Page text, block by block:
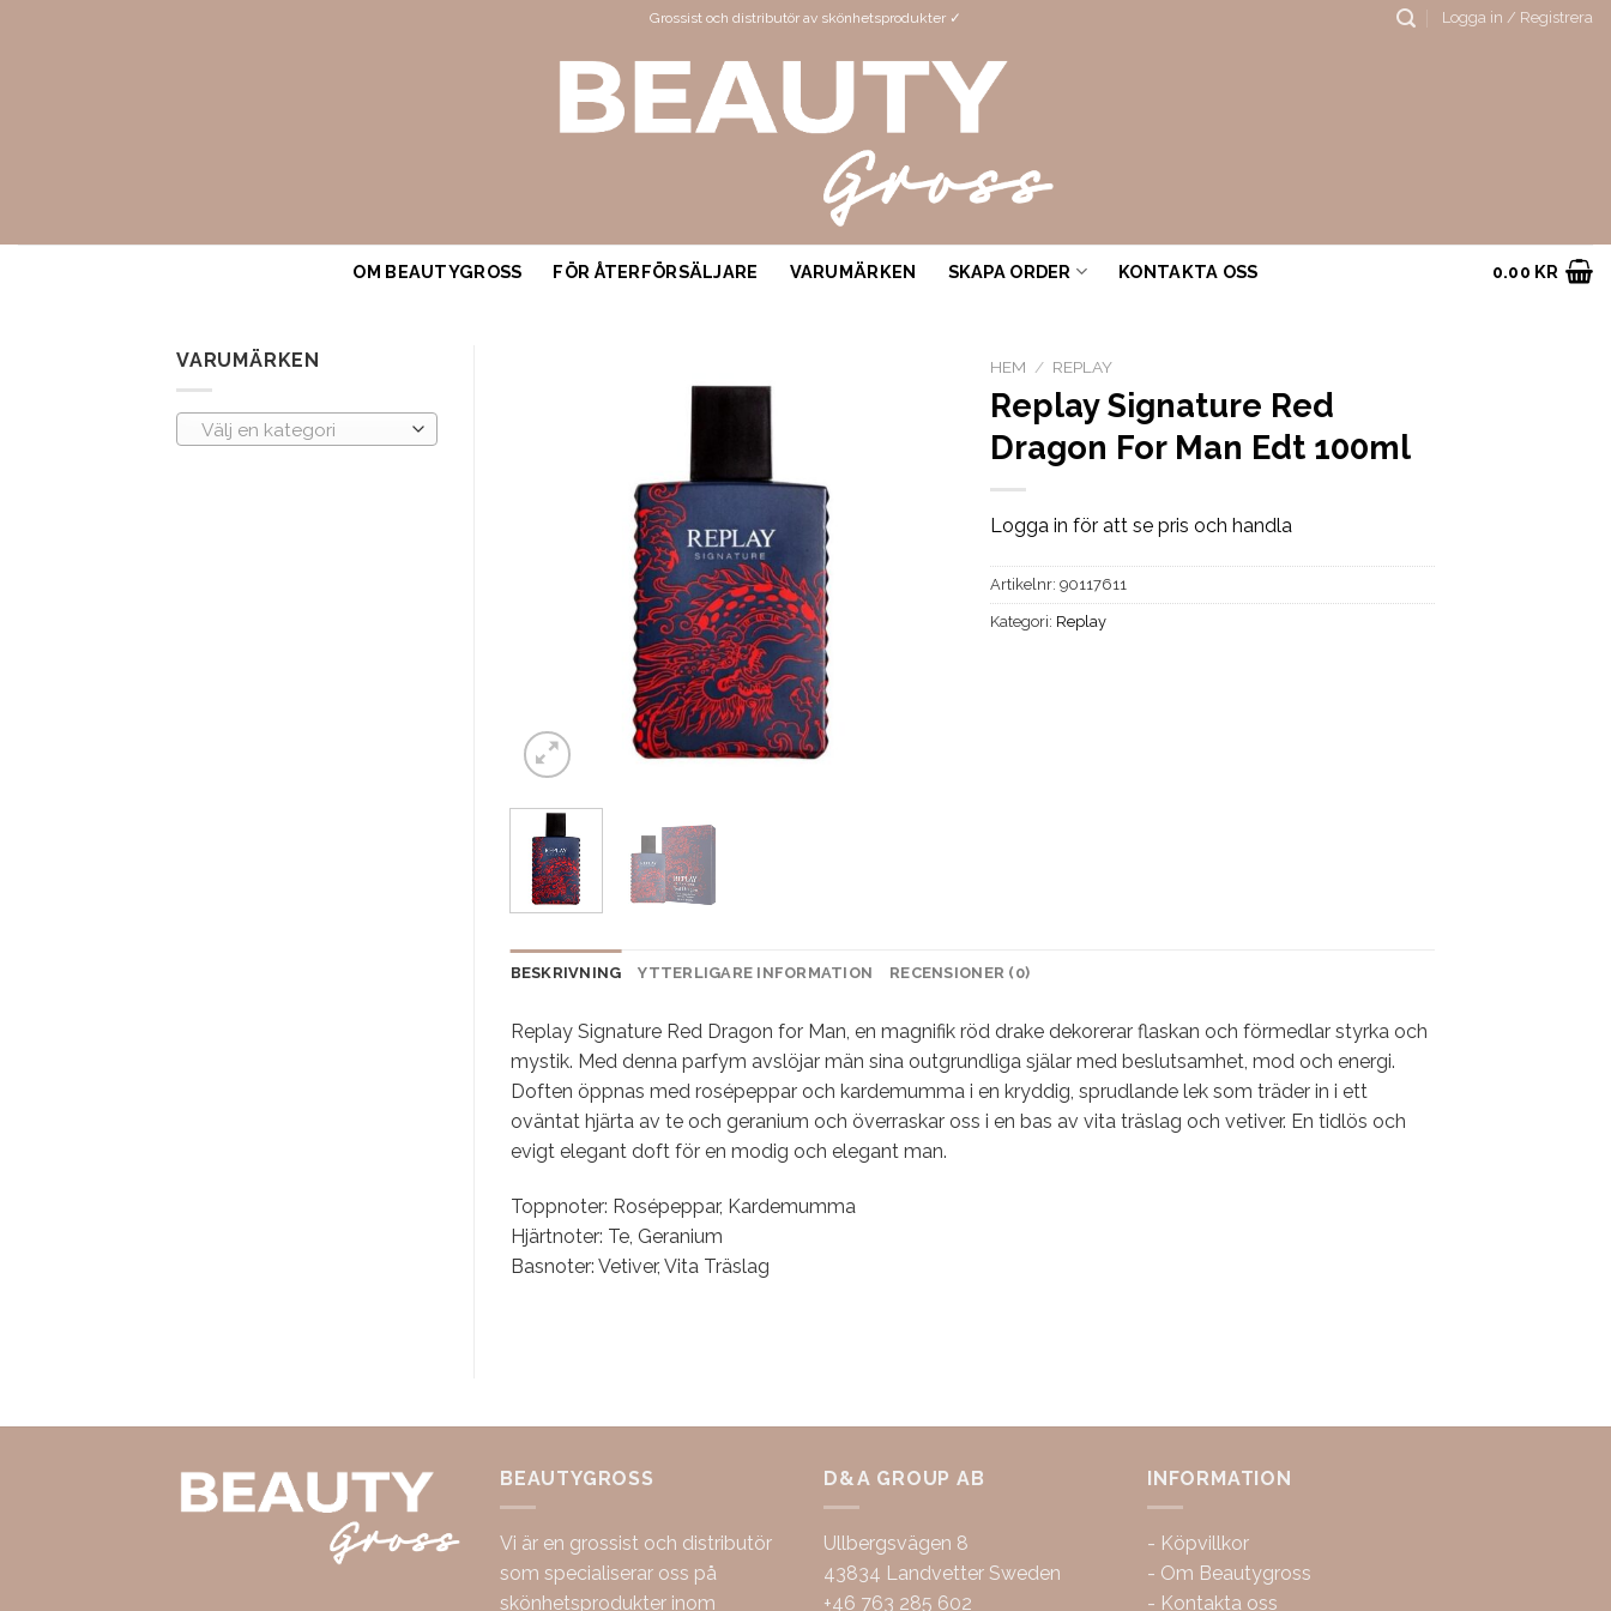
Grossist och distributör av skönhetsprodukter ✓ Logga in / Registrera
OM BEAUTYGROSS FÖR ÅTERFÖRSÄLJARE VARUMÄRKEN SKAPA ORDER KONTAKTA OSS 0.00 KR
VARUMÄRKEN
Välj en kategori
HEM / REPLAY
Replay Signature Red
Dragon For Man Edt 100ml
Logga in för att se pris och handla
Artikelnr:90117611
Kategori: Replay
BESKRIVNING YTTERLIGARE INFORMATION RECENSIONER (0)
Replay Signature Red Dragon for Man, en magnifik röd drake dekorerar flaskan och förmedlar styrka och
mystik. Med denna parfym avslöjar män sina outgrundliga själar med beslutsamhet, mod och energi.
Doften öppnas med rosépeppar och kardemumma i en kryddig, sprudlande lek som träder in i ett
oväntat hjärta av te och geranium och överraskar oss i en bas av vita träslag och vetiver. En tidlös och
evigt elegant doft för en modig och elegant man.
Toppnoter: Rosépeppar, Kardemumma
Hjärtnoter: Te, Geranium
Basnoter: Vetiver, Vita Träslag
BEAUTYGROSS
Vi är en grossist och distributör
som specialiserar oss på
skönhetsprodukter inom
D&A GROUP AB
Ullbergsvägen 8
43834 Landvetter Sweden
+46 763 285 602
INFORMATION
- Köpvillkor
- Om Beautygross
- Kontakta oss